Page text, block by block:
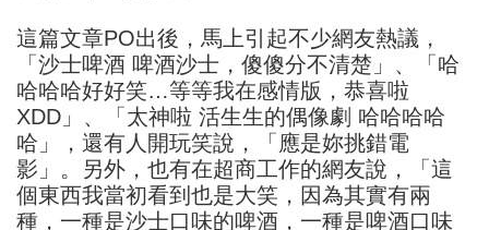
這篇文章PO出後，馬上引起不少網友熱議，
「沙士啤酒 啤酒沙士，傻傻分不清楚」、「哈
哈哈哈好好笑…等等我在感情版，恭喜啦
XDD」、「太神啦 活生生的偶像劇 哈哈哈哈
哈」，還有人開玩笑說，「應是妳挑錯電
影」。另外，也有在超商工作的網友說，「這
個東西我當初看到也是大笑，因為其實有兩
種，一種是沙士口味的啤酒，一種是啤酒口味